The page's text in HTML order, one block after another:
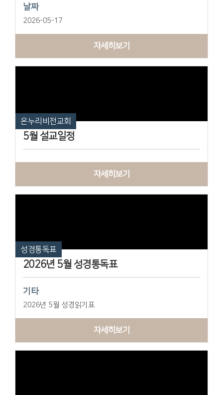
날짜
2026-05-17
자세히보기
온누리비전교회
5월 설교일정
자세히보기
성경통독표
2026년 5월 성경통독표
기타
2026년 5월 성경읽기표
자세히보기